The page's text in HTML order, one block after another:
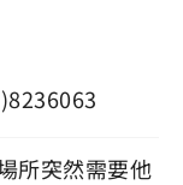
所突然需要他